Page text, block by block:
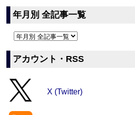
年月別 全記事一覧
アカウント・RSS
X (Twitter)